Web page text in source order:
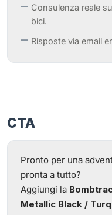
Consulenza reale
bici.
Risposte via email
CTA
Pronto per una
pronta a tutto?
Aggiungi la
Metallic Black /